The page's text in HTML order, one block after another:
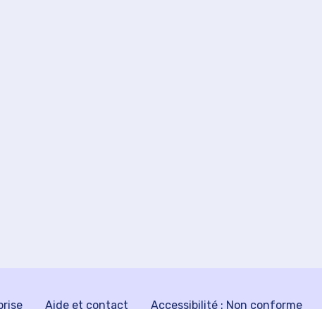
Aide et contact Accessibilité : Non conforme